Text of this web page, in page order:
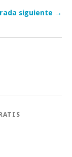
siguiente →